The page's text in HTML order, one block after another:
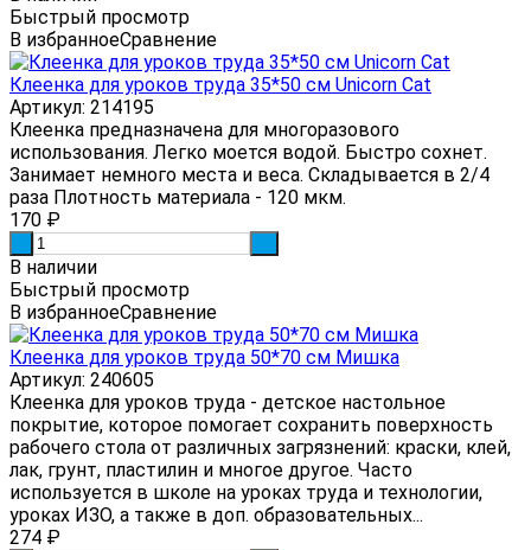
Быстрый просмотр
В избранноеСравнение
Клеенка для уроков труда 35*50 см Unicorn Cat
Артикул: 214195
Клеенка предназначена для многоразового
использования. Легко моется водой. Быстро сохнет.
Занимает немного места и веса. Складывается в 2/4
раза Плотность материала - 120 мкм.
170 ₽
В наличии
Быстрый просмотр
В избранноеСравнение
Клеенка для уроков труда 50*70 см Мишка
Артикул: 240605
Клеенка для уроков труда - детское настольное
покрытие, которое помогает сохранить поверхность
рабочего стола от различных загрязнений: краски, клей,
лак, грунт, пластилин и многое другое. Часто
используется в школе на уроках труда и технологии,
уроках ИЗО, а также в доп. образовательных...
274 ₽